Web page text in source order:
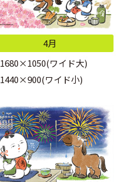
4月
1680×1050(ワイド大)
1440×900(ワイド小)